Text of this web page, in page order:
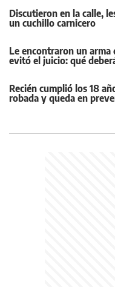
Discutieron en la calle,
un cuchillo carnicero
Le encontraron un
evitó el juicio: qué
Recién cumplió los 18
robada y queda en